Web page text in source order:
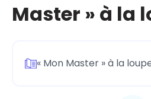
Master » à la
« Mon Master » à la